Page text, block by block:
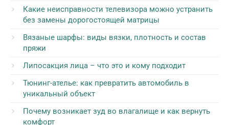
Какие неисправности телевизора можно устранить
без замены дорогостоящей матрицы
Вязаные шарфы: виды вязки, плотность и состав
пряжи
Липосакция лица – что это и кому подходит
Тюнинг-ателье: как превратить автомобиль в
уникальный объект
Почему возникает зуд во влагалище и как вернуть
комфорт